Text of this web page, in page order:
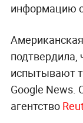
информацию
подтвердила,
испытывают
Google News.
агентство